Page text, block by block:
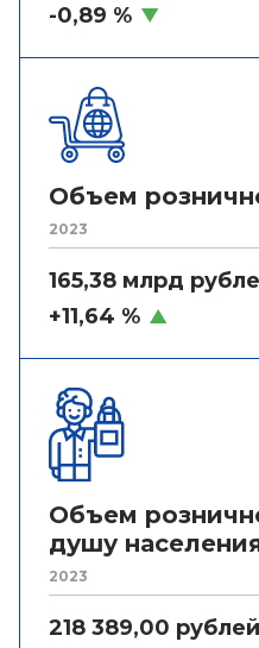
-0,89 %
Объем
2023
165,38 млрд
+11,64 %
Объем
душу
2023
218 389,00 рублей